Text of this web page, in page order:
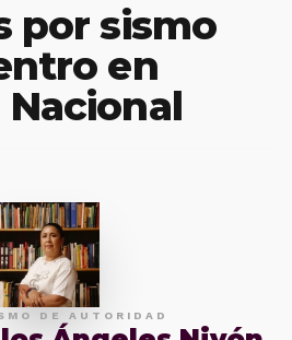
por sismo
en
DE AUTORIDAD